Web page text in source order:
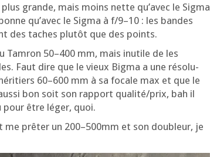
grande, mais moins nette qu’a­vec le Sig­ma
qu’a­vec le Sig­ma à f/9–10 : les bandes
des taches plu­tôt que des points.
Tam­ron 50–400 mm, mais inutile de les
Faut dire que le vieux Big­ma a une réso­lu­
60–600 mm à sa focale max et que le
bon soit son rap­port qualité/prix, bah il
pour être léger, quoi.
prê­ter un 200–500mm et son dou­bleur, je